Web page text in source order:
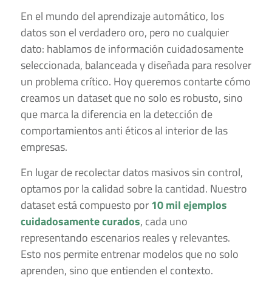
En el mundo del aprendizaje automático, los
datos son el verdadero oro, pero no cualquier
dato: hablamos de información cuidadosamente
seleccionada, balanceada y diseñada para resolver
un problema crítico. Hoy queremos contarte cómo
creamos un dataset que no solo es robusto, sino
que marca la diferencia en la detección de
comportamientos anti éticos al interior de las
empresas.
En lugar de recolectar datos masivos sin control,
optamos por la calidad sobre la cantidad. Nuestro
dataset está compuesto por10 mil ejemplos
cuidadosamente curados, cada uno
representando escenarios reales y relevantes.
Esto nos permite entrenar modelos que no solo
aprenden, sino que entienden el contexto.